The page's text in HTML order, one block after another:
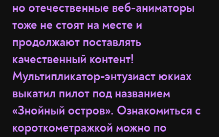
но отечественные веб-аниматоры
тоже не стоят на месте и
продолжают поставлять
качественный контент!
Мультипликатор-энтузиаст юкиах
выкатил пилот под названием
«Знойный остров». Ознакомиться с
короткометражкой можно по